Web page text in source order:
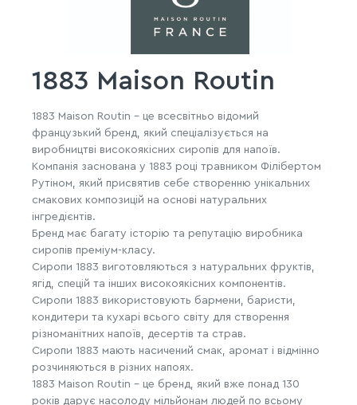
1883 Maison Routin
1883 Maison Routin – це всесвітньо відомий
французький бренд, який спеціалізується на
виробництві високоякісних сиропів для напоїв.
Компанія заснована у 1883 році травником Філібертом
Рутіном, який присвятив себе створенню унікальних
смакових композицій на основі натуральних
інгредієнтів.
Бренд має багату історію та репутацію виробника
сиропів преміум-класу.
Сиропи 1883 виготовляються з натуральних фруктів,
ягід, спецій та інших високоякісних компонентів.
Сиропи 1883 використовують бармени, баристи,
кондитери та кухарі всього світу для створення
різноманітних напоїв, десертів та страв.
Сиропи 1883 мають насичений смак, аромат і відмінно
розчиняються в різних напоях.
1883 Maison Routin – це бренд, який вже понад 130
років дарує насолоду мільйонам людей по всьому